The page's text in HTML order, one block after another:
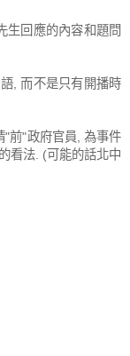
生回應的內容和題問
, 而不是只有開播時
"前"政府官員, 為事件
看法. (可能的話北中